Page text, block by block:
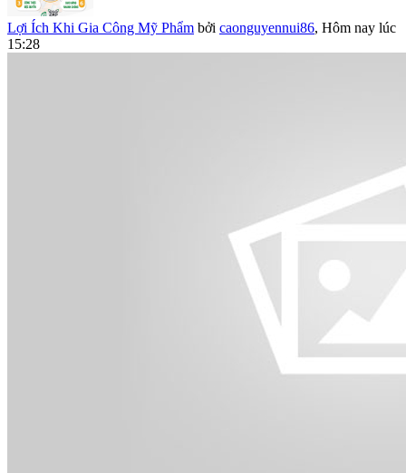
Lợi Ích Khi Gia Công Mỹ Phẩm bởi caonguyennui86, Hôm nay lúc
15:28